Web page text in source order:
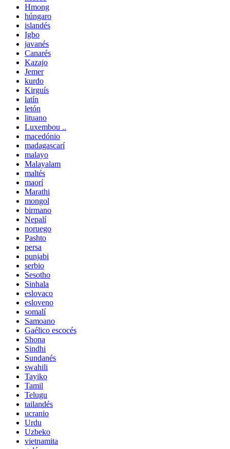
Hmong
húngaro
islandés
Igbo
javanés
Canarés
Kazajo
Jemer
kurdo
Kirguís
latín
letón
lituano
Luxembou ..
macedónio
madagascarí
malayo
Malayalam
maltés
maorí
Marathi
mongol
birmano
Nepalí
noruego
Pashto
persa
punjabi
serbio
Sesotho
Sinhala
eslovaco
esloveno
somalí
Samoano
Gaélico escocés
Shona
Sindhi
Sundanés
swahili
Tayiko
Tamil
Telugu
tailandés
ucranio
Urdu
Uzbeko
vietnamita